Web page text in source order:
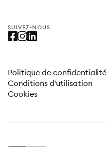
SUIVEZ-NOUS
Politique de confidentialité
Conditions d'utilisation
Cookies